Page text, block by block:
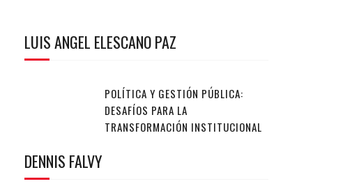
LUIS ANGEL ELESCANO PAZ
POLÍTICA Y GESTIÓN PÚBLICA:
DESAFÍOS PARA LA
TRANSFORMACIÓN INSTITUCIONAL
DENNIS FALVY